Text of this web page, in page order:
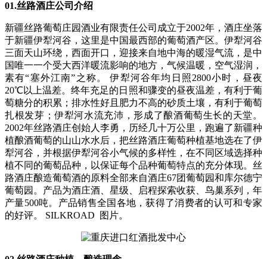
01.丝路酒庄公司介绍
新疆丝路葡萄庄园酒业有限责任公司成立于2002年，酒庄坐落
于新疆伊犁河谷，这里是中国最西部的葡萄酒产区。伊犁河谷
三面天山环绕，西面开口，迎接来自地中海的暖湿气流，是中
国唯一一个受大西洋暖流影响的地方，气候温暖，空气湿润，
素有“塞外江南”之称。 伊犁河谷年均日照2800小时，昼夜
20℃以上温差。终年充足的日照和骤变的昼夜温差，有利于葡
萄糖分的积累；排水性好且肥力不高的砂质土壤，有利于葡萄
扎根发芽；伊犁河水流充沛，形成了酿酒葡萄生长的天堂。
2002年丝路酒庄创始人李勇，历经几十万公里，跑遍了新疆种
植酿酒葡萄的山山水水后，把丝路酒庄葡萄种植基地选在了伊
犁河谷，并根据伊犁河谷小气候的多样性，在不同区域选择种
植不同的葡萄品种，以保证每个品种葡萄特点的充分体现。丝
路酒庄酿造葡萄酒的原料全部来自酒庄67团葡萄园和库尔德宁
葡萄园。产品为酒庄酒、星级、启程探索收获、鸟巢系列，年
产量500吨。产品销售全国各地，获得了消费者的认可和专家
的好评。 SILKROAD 图片。